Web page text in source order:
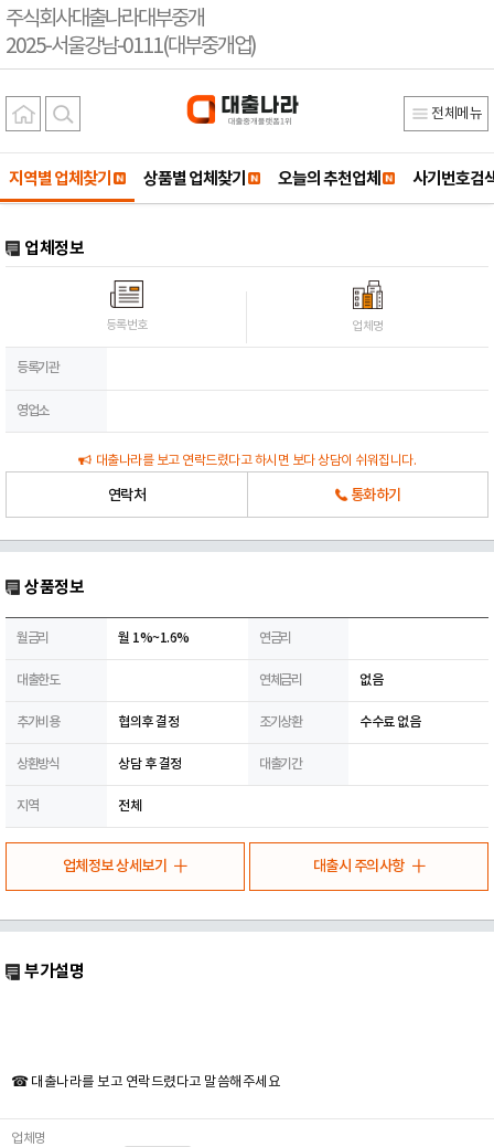
주식회사대출나라대부중개
2025-서울강남-0111(대부중개업)
전체메뉴
지역별 업체찾기 상품별 업체찾기 오늘의 추천업체 사기번호검
업체정보
등록번호 업체명
등록기관
영업소
대출나라를 보고 연락드렸다고 하시면 보다 상담이 쉬워집니다.
연락처 통화하기
상품정보
월금리 월 1%~1.6% 연금리
대출한도 연체금리 없음
추가비용 협의후 결정 조기상환 수수료 없음
상환방식 상담 후 결정 대출기간
지역 전체
업체정보 상세보기 대출시 주의사항
부가설명
☎ 대출나라를 보고 연락드렸다고 말씀해주세요
업체명